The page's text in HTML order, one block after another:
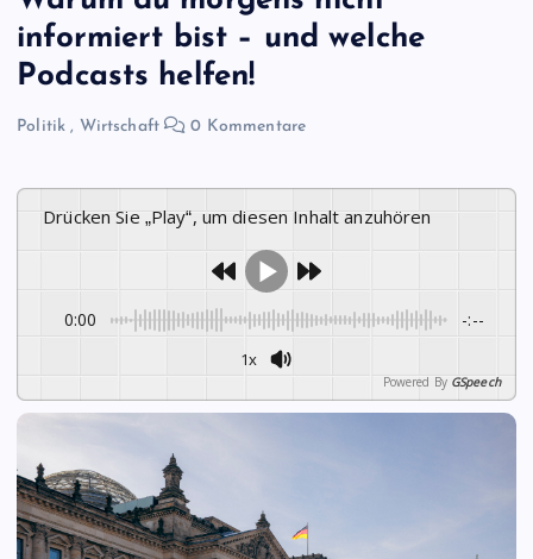
informiert bist – und welche
Podcasts helfen!
Politik , Wirtschaft 0 Kommentare
Drücken Sie „Play“, um diesen Inhalt anzuhören
0:00 -:--
1x
Powered By GSpeech